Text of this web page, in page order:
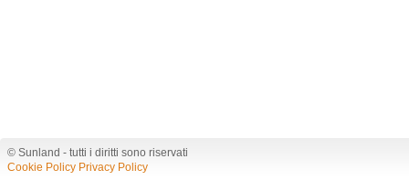
© Sunland - tutti i diritti sono riservati
Cookie Policy Privacy Policy